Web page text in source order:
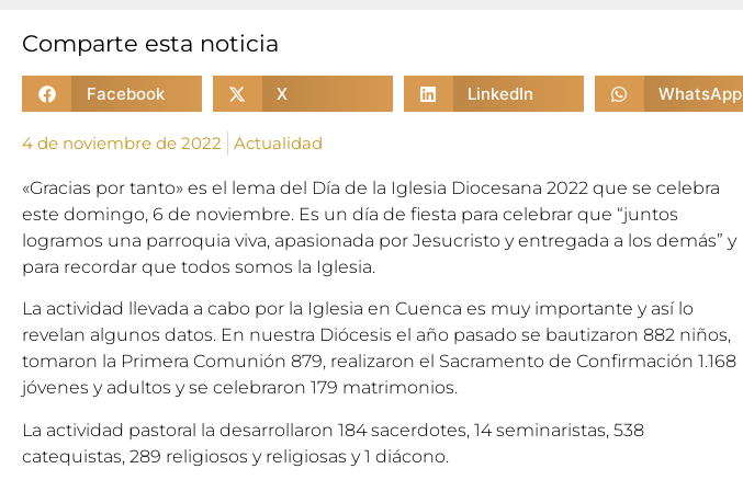
Comparte esta noticia
Facebook X LinkedIn WhatsApp
4 de noviembre de 2022 Actualidad
«Gracias por tanto» es el lema del Día de la Iglesia Diocesana 2022 que se celebra
este domingo, 6 de noviembre. Es un día de fiesta para celebrar que “juntos
logramos una parroquia viva, apasionada por Jesucristo y entregada a los demás” y
para recordar que todos somos la Iglesia.
La actividad llevada a cabo por la Iglesia en Cuenca es muy importante y así lo
revelan algunos datos. En nuestra Diócesis el año pasado se bautizaron 882 niños,
tomaron la Primera Comunión 879, realizaron el Sacramento de Confirmación 1.168
jóvenes y adultos y se celebraron 179 matrimonios.
La actividad pastoral la desarrollaron 184 sacerdotes, 14 seminaristas, 538
catequistas, 289 religiosos y religiosas y 1 diácono.